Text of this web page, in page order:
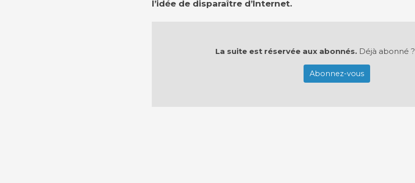
l’idée de disparaître d’Internet.
La suite est réservée aux abonnés.Déjà abonné ?
Abonnez-vous